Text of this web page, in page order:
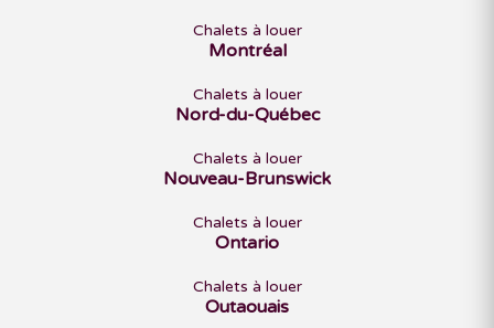
Chalets à louer
Montréal
Chalets à louer
Nord-du-Québec
Chalets à louer
Nouveau-Brunswick
Chalets à louer
Ontario
Chalets à louer
Outaouais